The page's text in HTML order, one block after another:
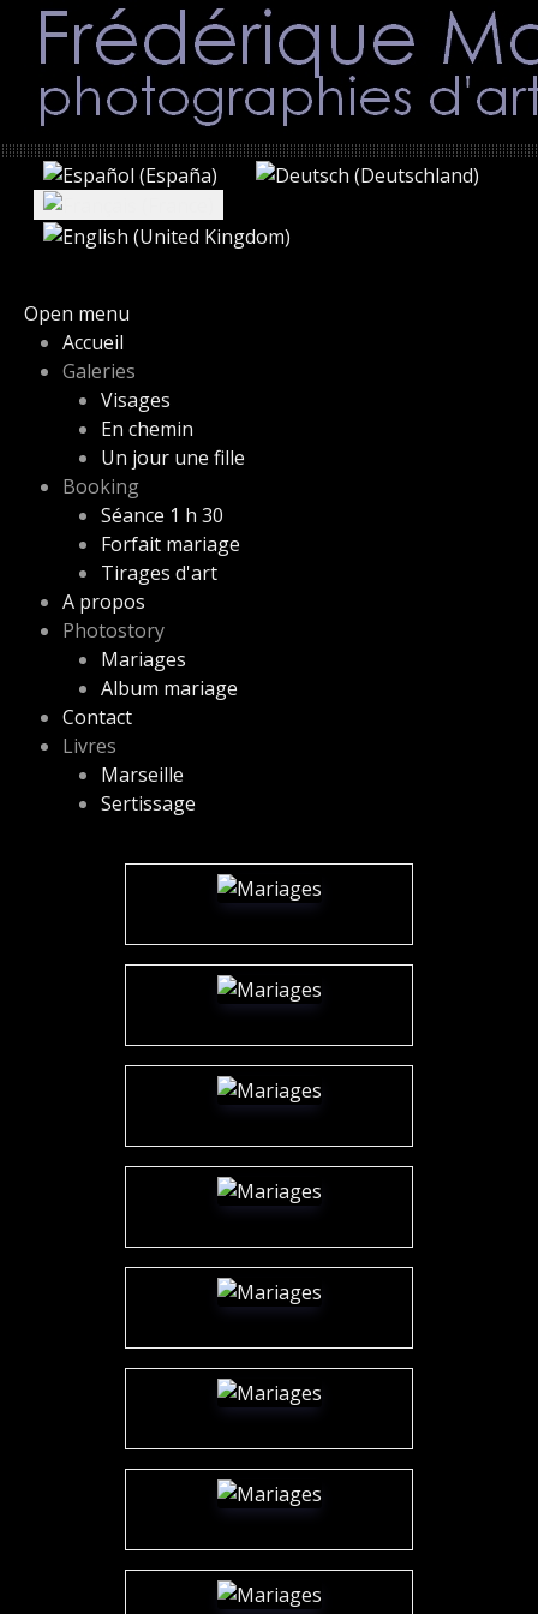
Sélectionnez votre langue
Open menu
Accueil
Galeries
Visages
En chemin
Un jour une fille
Booking
Séance 1 h 30
Forfait mariage
Tirages d'art
A propos
Photostory
Mariages
Album mariage
Contact
Livres
Marseille
Sertissage